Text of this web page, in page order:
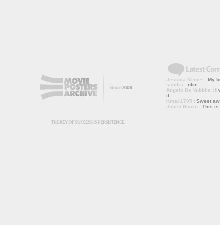
Jessica Minner : My
sandra : nice
Angelo De Nubbila : I
it...
Kmac1705 : Sweet
Julien Roulin : This is